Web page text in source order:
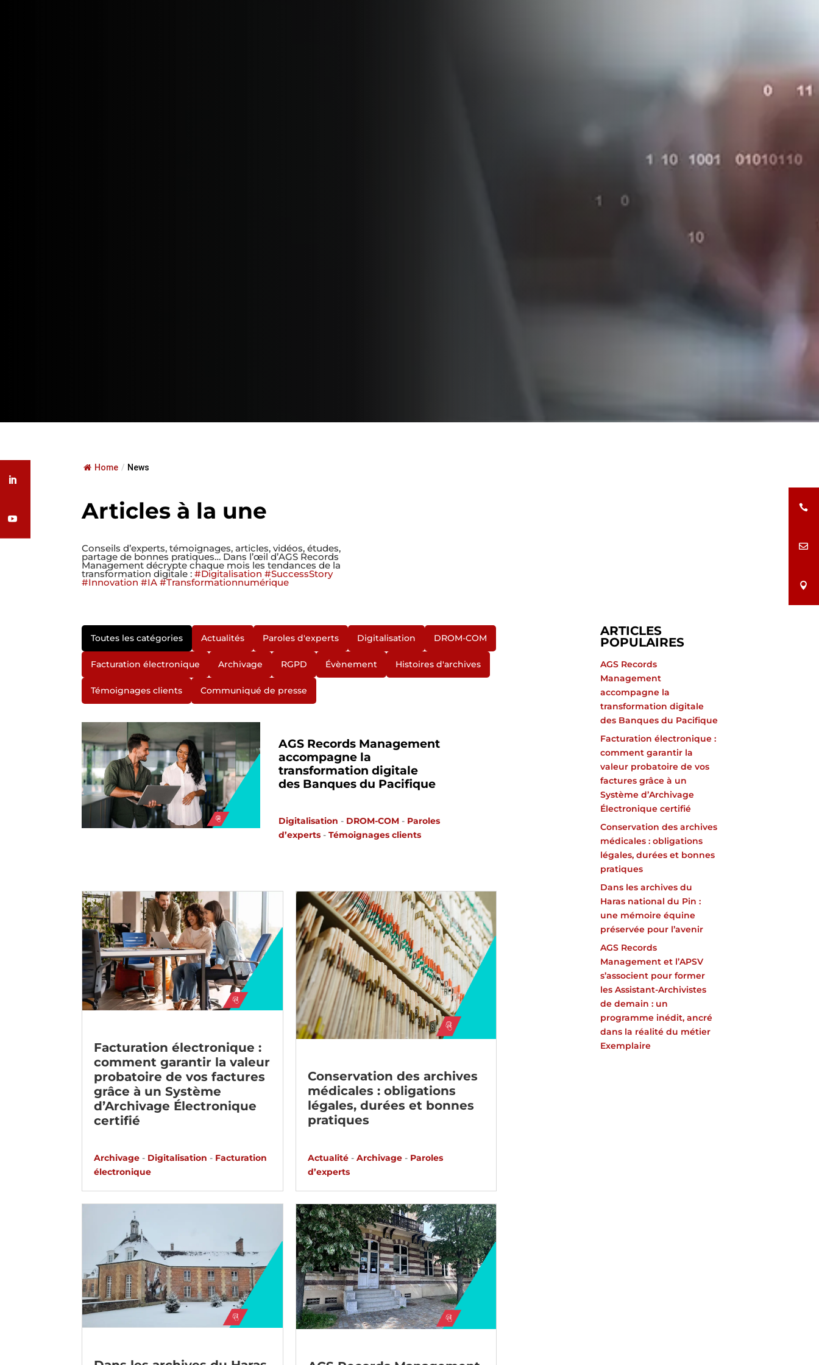
Home / News
Articles à la une
Conseils d’experts, témoignages, articles, vidéos, études,
partage de bonnes pratiques… Dans l’œil d’AGS Records
Management décrypte chaque mois les tendances de la
transformation digitale :#Digitalisation #SuccessStory
#Innovation #IA #Transformationnumérique
Toutes les catégories Actualités Paroles d'experts Digitalisation DROM-COM
Facturation électronique Archivage RGPD Évènement Histoires d'archives
Témoignages clients Communiqué de presse
AGS Records Management
accompagne la
transformation digitale
des Banques du Pacifique
Digitalisation - DROM-COM - Paroles
d’experts -Témoignages clients
Facturation électronique :
comment garantir la valeur
probatoire de vos factures
grâce à un Système
d’Archivage Électronique
certifié
Archivage - Digitalisation - Facturation
électronique
Conservation des archives
médicales : obligations
légales, durées et bonnes
pratiques
Actualité- Archivage- Paroles
d’experts
ARTICLES
POPULAIRES
AGS Records
Management
accompagne la
transformation digitale
des Banques du Pacifique
Facturation électronique :
comment garantir la
valeur probatoire de vos
factures grâce à un
Système d’Archivage
Électronique certifié
Conservation des archives
médicales : obligations
légales, durées et bonnes
pratiques
Dans les archives du
Haras national du Pin :
une mémoire équine
préservée pour l’avenir
AGS Records
Management et l’APSV
s’associent pour former
les Assistant-Archivistes
de demain : un
programme inédit, ancré
dans la réalité du métier
Exemplaire